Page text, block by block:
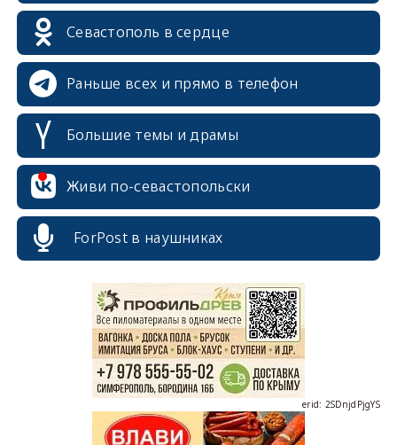
Севастополь в сердце
Раньше всех и прямо в телефон
Большие темы и драмы
Живи по-севастопольски
ForPost в наушниках
erid: 2SDnjdPjgYS